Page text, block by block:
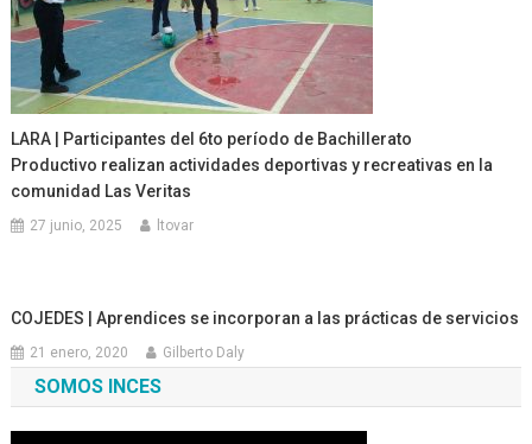
LARA | Participantes del 6to período de Bachillerato
Productivo realizan actividades deportivas y recreativas en la
comunidad Las Veritas
27 junio, 2025 ltovar
COJEDES | Aprendices se incorporan a las prácticas de servicios
21 enero, 2020 Gilberto Daly
SOMOS INCES